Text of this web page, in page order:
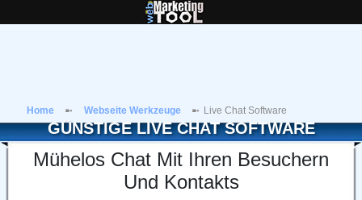
Home Webseite Werkzeuge Live Chat Software
GÜNSTIGE LIVE CHAT SOFTWARE
Mühelos Chat Mit Ihren Besuchern
Und Kontakts